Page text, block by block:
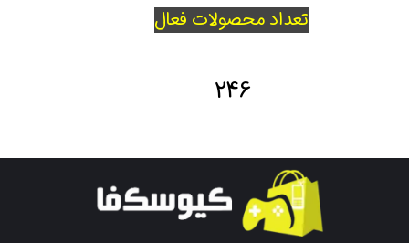
تعداد محصولات فعال
246